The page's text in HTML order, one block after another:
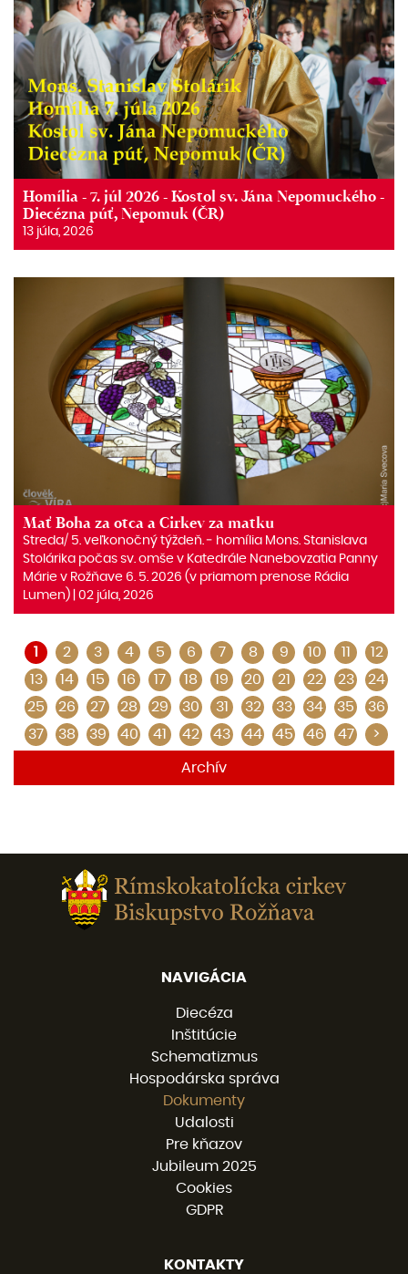
Homília - 7. júl 2026 - Kostol sv. Jána Nepomuckého -
Diecézna púť, Nepomuk (ČR)
13 júla, 2026
Mať Boha za otca a Cirkev za matku
Streda/ 5. veľkonočný týždeň. ‒ homília Mons. Stanislava
Stolárika počas sv. omše v Katedrále Nanebovzatia Panny
Márie v Rožňave 6. 5. 2026 (v priamom prenose Rádia
Lumen) | 02 júla, 2026
1 2 3 4 5 6 7 8 9 10 11
12
13
14 15 16 17 18 19 20 21 22 23
24
25
26 27 28 29 30 31 32 33 34 35
36
37
38 39 40 41 42 43 44 45 46 47 >
Archív
NAVIGÁCIA
Diecéza
Inštitúcie
Schematizmus
Hospodárska správa
Dokumenty
Udalosti
Pre kňazov
Jubileum 2025
Cookies
GDPR
KONTAKTY